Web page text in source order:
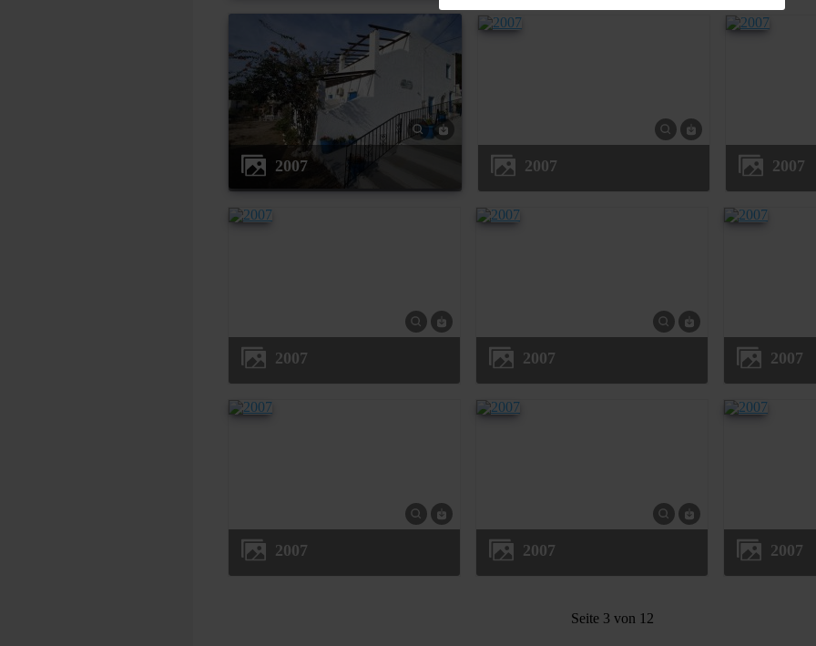
2007 2007 2007
2007 2007 2007
2007 2007 2007
Seite 3 von 12